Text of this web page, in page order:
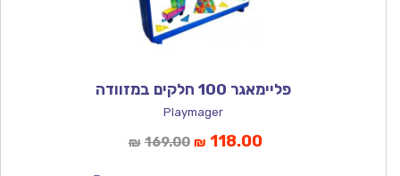
פליימאגר 100 חלקים במזוודה
Playmager
₪ 169.00המחיר
₪ 118.00המחיר